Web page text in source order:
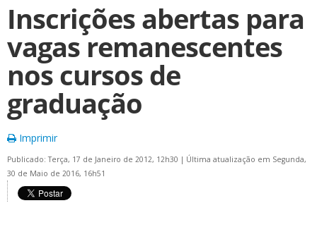
Inscrições abertas para
vagas remanescentes
nos cursos de
graduação
Imprimir
Publicado: Terça, 17 de Janeiro de 2012, 12h30 | Última atualização em Segunda,
30 de Maio de 2016, 16h51